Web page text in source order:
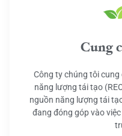
Cung
Công ty chúng tôi
năng lượng tái tạo
nguồn năng lượng tái
đang đóng góp vào